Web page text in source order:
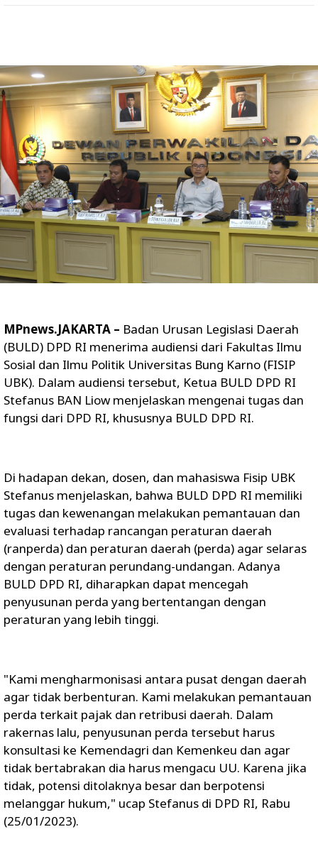
MPnews.JAKARTA – Badan Urusan Legislasi Daerah
(BULD) DPD RI menerima audiensi dari Fakultas Ilmu
Sosial dan Ilmu Politik Universitas Bung Karno (FISIP
UBK). Dalam audiensi tersebut, Ketua BULD DPD RI
Stefanus BAN Liow menjelaskan mengenai tugas dan
fungsi dari DPD RI, khususnya BULD DPD RI.
Di hadapan dekan, dosen, dan mahasiswa Fisip UBK
Stefanus menjelaskan, bahwa BULD DPD RI memiliki
tugas dan kewenangan melakukan pemantauan dan
evaluasi terhadap rancangan peraturan daerah
(ranperda) dan peraturan daerah (perda) agar selaras
dengan peraturan perundang-undangan. Adanya
BULD DPD RI, diharapkan dapat mencegah
penyusunan perda yang bertentangan dengan
peraturan yang lebih tinggi.
"Kami mengharmonisasi antara pusat dengan daerah
agar tidak berbenturan. Kami melakukan pemantauan
perda terkait pajak dan retribusi daerah. Dalam
rakernas lalu, penyusunan perda tersebut harus
konsultasi ke Kemendagri dan Kemenkeu dan agar
tidak bertabrakan dia harus mengacu UU. Karena jika
tidak, potensi ditolaknya besar dan berpotensi
melanggar hukum," ucap Stefanus di DPD RI, Rabu
(25/01/2023).